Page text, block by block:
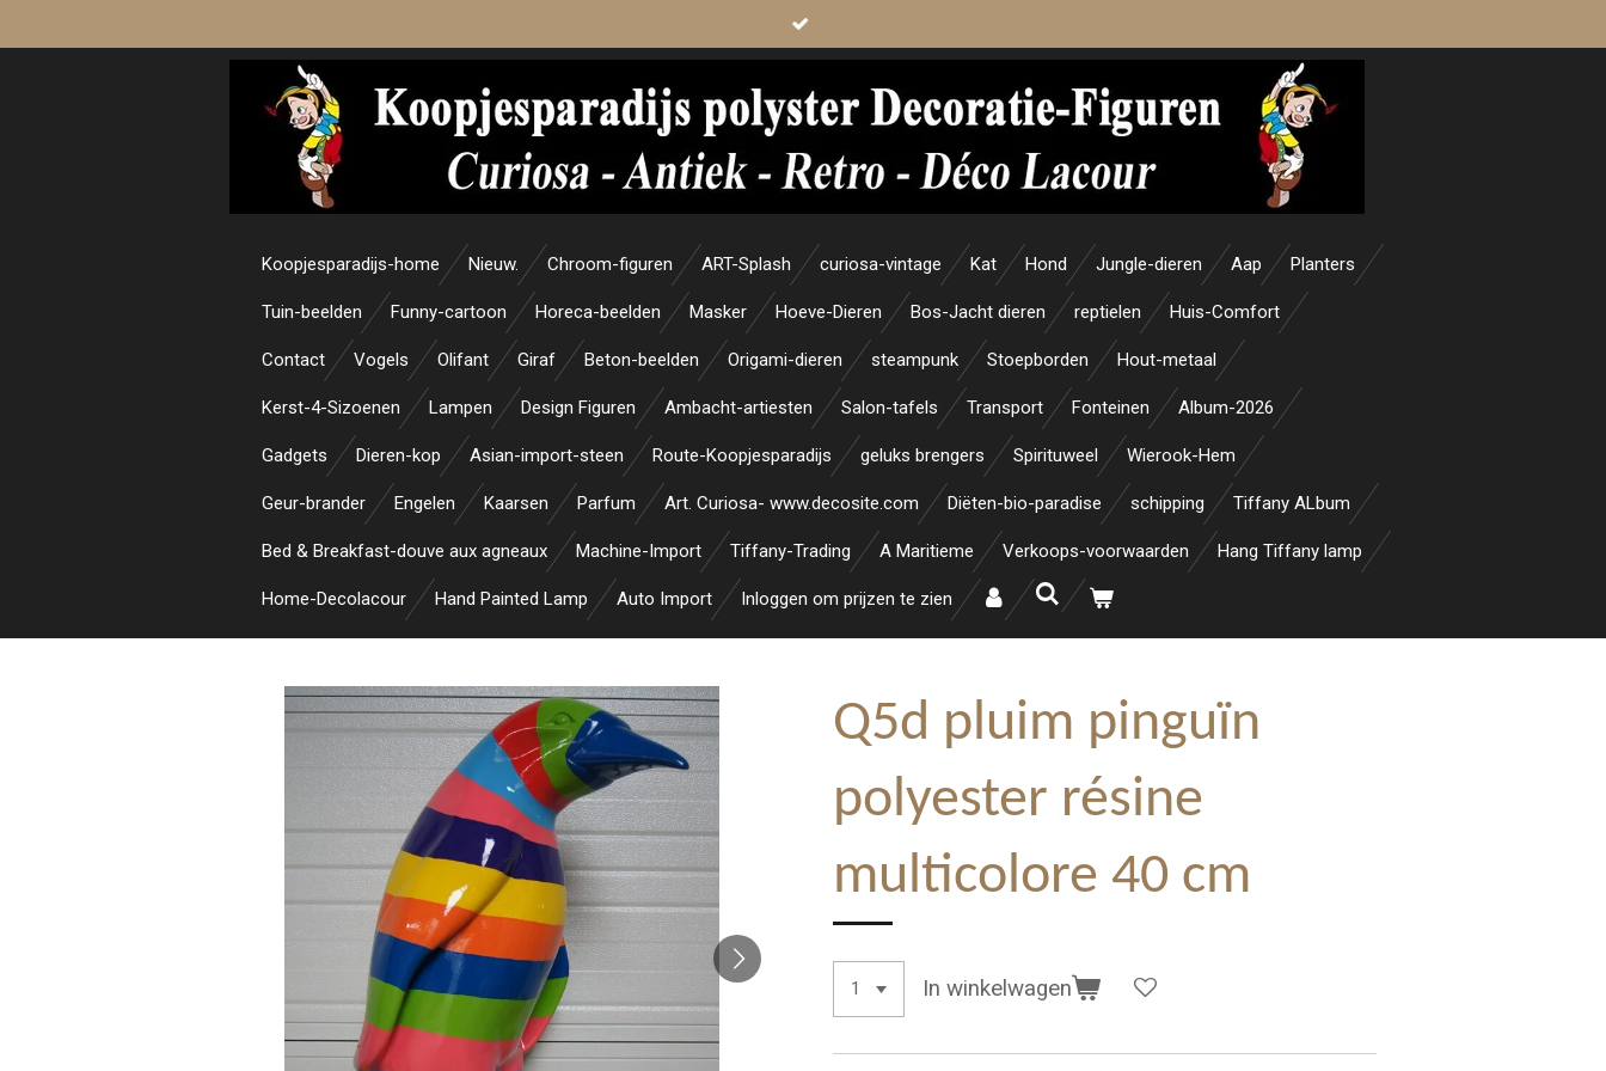
Koopjesparadijs-home Nieuw. Chroom-figuren ART-Splash curiosa-vintage Kat Hond Jungle-dieren Aap Planters
Tuin-beelden Funny-cartoon Horeca-beelden Masker Hoeve-Dieren Bos-Jacht dieren reptielen Huis-Comfort
Contact Vogels Olifant Giraf Beton-beelden Origami-dieren steampunk Stoepborden Hout-metaal
Kerst-4-Sizoenen Lampen Design Figuren Ambacht-artiesten Salon-tafels Transport Fonteinen Album-2026
Gadgets Dieren-kop Asian-import-steen Route-Koopjesparadijs geluks brengers Spirituweel Wierook-Hem
Geur-brander Engelen Kaarsen Parfum Art. Curiosa- www.decosite.com Diëten-bio-paradise schipping Tiffany ALbum
Bed & Breakfast-douve aux agneaux Machine-Import Tiffany-Trading A Maritieme Verkoops-voorwaarden Hang Tiffany lamp
Home-Decolacour Hand Painted Lamp Auto Import Inloggen om prijzen te zien
Q5d pluim pinguïn
polyester résine
multicolore 40 cm
In winkelwagen